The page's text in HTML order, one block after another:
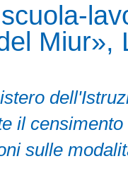
Miur»,
il
sulle